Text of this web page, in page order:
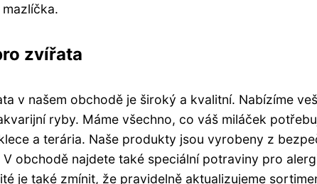
zvířata
v našem obchodě je široký a kvalitní. Nabízíme
ryby. Máme všechno, co váš miláček
a terária. Naše produkty jsou vyrobeny z
obchodě najdete také speciální potraviny pro
je také zmínit, že pravidelně aktualizujeme